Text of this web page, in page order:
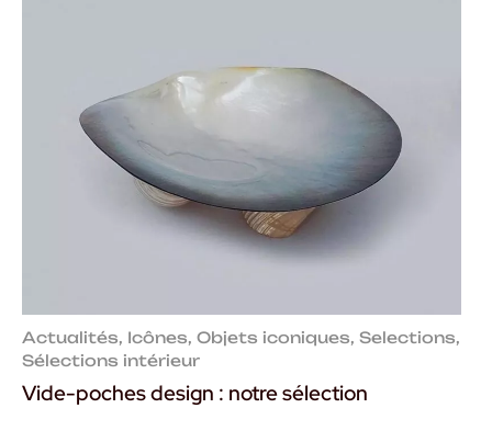
Actualités, Icônes, Objets iconiques, Selections,
Sélections intérieur
Vide-poches design : notre sélection